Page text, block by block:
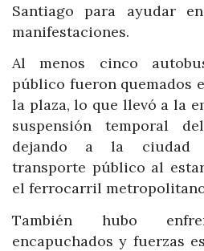
Santiago para ayudar
manifestaciones.
Al menos cinco
público fueron quemados
la plaza, lo que llevó a la
suspensión temporal
dejando a la ciudad
transporte público al
el ferrocarril
También hubo
encapuchados y fuerzas